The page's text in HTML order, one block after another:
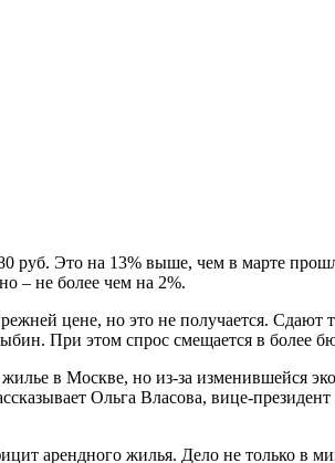
Это на 13% выше, чем в марте
– не более чем на 2%.
цене, но это не получается. Сдают
При этом спрос смещается в более
в Москве, но из-за изменившейся
Ольга Власова, вице-
арендного жилья. Дело не только в